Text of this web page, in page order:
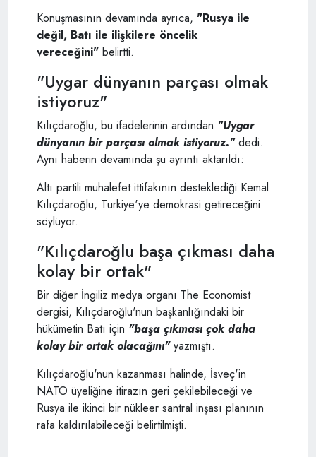
Konuşmasının devamında ayrıca, "Rusya ile
değil, Batı ile ilişkilere öncelik
vereceğini" belirtti.
"Uygar dünyanın parçası olmak
istiyoruz"
Kılıçdaroğlu, bu ifadelerinin ardından "Uygar
dünyanın bir parçası olmak istiyoruz."dedi.
Aynı haberin devamında şu ayrıntı aktarıldı:
Altı partili muhalefet ittifakının desteklediği Kemal
Kılıçdaroğlu, Türkiye'ye demokrasi getireceğini
söylüyor.
"Kılıçdaroğlu başa çıkması daha
kolay bir ortak"
Bir diğer İngiliz medya organı The Economist
dergisi, Kılıçdaroğlu'nun başkanlığındaki bir
hükümetin Batı için "başa çıkması çok daha
kolay bir ortak olacağını"yazmıştı.
Kılıçdaroğlu'nun kazanması halinde, İsveç'in
NATO üyeliğine itirazın geri çekilebileceği ve
Rusya ile ikinci bir nükleer santral inşası planının
rafa kaldırılabileceği belirtilmişti.